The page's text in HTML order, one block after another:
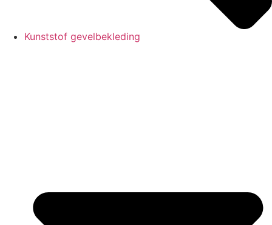
Kunststof gevelbekleding